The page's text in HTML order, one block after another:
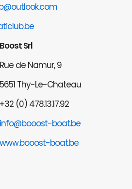
Boost Srl
Rue de Namur, 9
5651 Thy-Le-Chateau
+32 (0) 478.13.17.92
info@booost-boat.be
www.booost-boat.be